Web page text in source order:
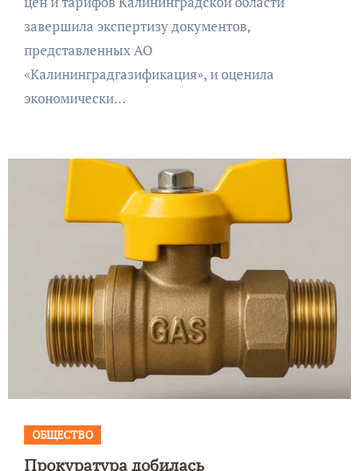
завершила экспертизу документов,
представленных АО
«Калининградгазификация», и оценила
экономически…
ОБЩЕСТВО
Прокуратура добилась